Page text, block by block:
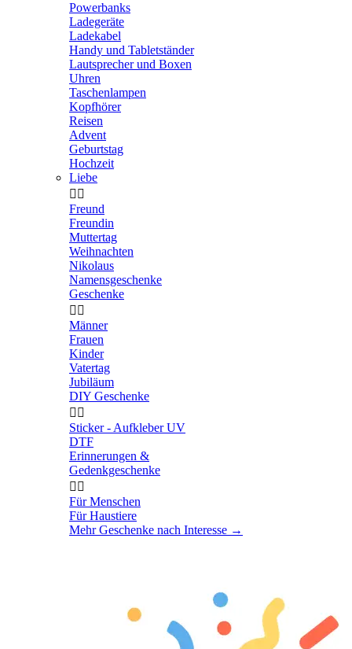
Powerbanks
Ladegeräte
Ladekabel
Handy und Tabletständer
Lautsprecher und Boxen
Uhren
Taschenlampen
Kopfhörer
Reisen
Advent
Geburtstag
Hochzeit
Liebe
 
Freund
Freundin
Muttertag
Weihnachten
Nikolaus
Namensgeschenke
Geschenke
 
Männer
Frauen
Kinder
Vatertag
Jubiläum
DIY Geschenke
 
Sticker - Aufkleber UV
DTF
Erinnerungen &
Gedenkgeschenke
 
Für Menschen
Für Haustiere
Mehr Geschenke nach Interesse →